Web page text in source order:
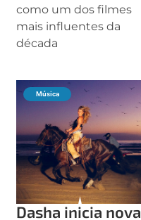
como um dos filmes
mais influentes da
década
Música
Dasha inicia nova